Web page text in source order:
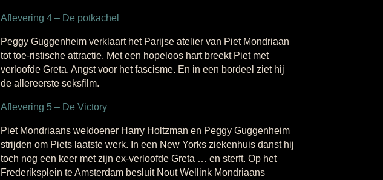
Aflevering 4 – De potkachel
Peggy Guggenheim verklaart het Parijse atelier van Piet Mondriaan
tot toe-ristische attractie. Met een hopeloos hart breekt Piet met
verloofde Greta. Angst voor het fascisme. En in een bordeel ziet hij
de allereerste seksfilm.
Aflevering 5 – De Victory
Piet Mondriaans weldoener Harry Holtzman en Peggy Guggenheim
strijden om Piets laatste werk. In een New Yorks ziekenhuis danst hij
toch nog een keer met zijn ex-verloofde Greta … en sterft. Op het
Frederiksplein te Amsterdam besluit Nout Wellink Mondriaans